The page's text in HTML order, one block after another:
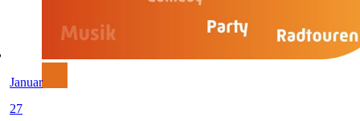
Januar
27